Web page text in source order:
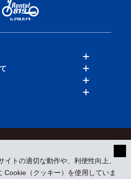
イトの適切な動作や、利便性向上、
Cookie（クッキー）を使用していま
プレスリリース